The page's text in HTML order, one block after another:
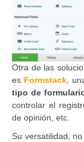
Otra de las
es Formstack,
tipo de
controlar el
de opinión, etc.
Su versatilidad,